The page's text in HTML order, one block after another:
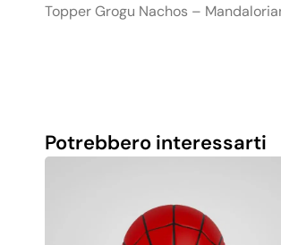
Topper Grogu Nachos –
Potrebbero interessarti